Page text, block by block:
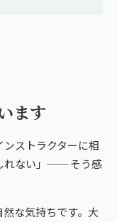
ます
ンストラクターに相
れない」── そう感
な気持ちです。大